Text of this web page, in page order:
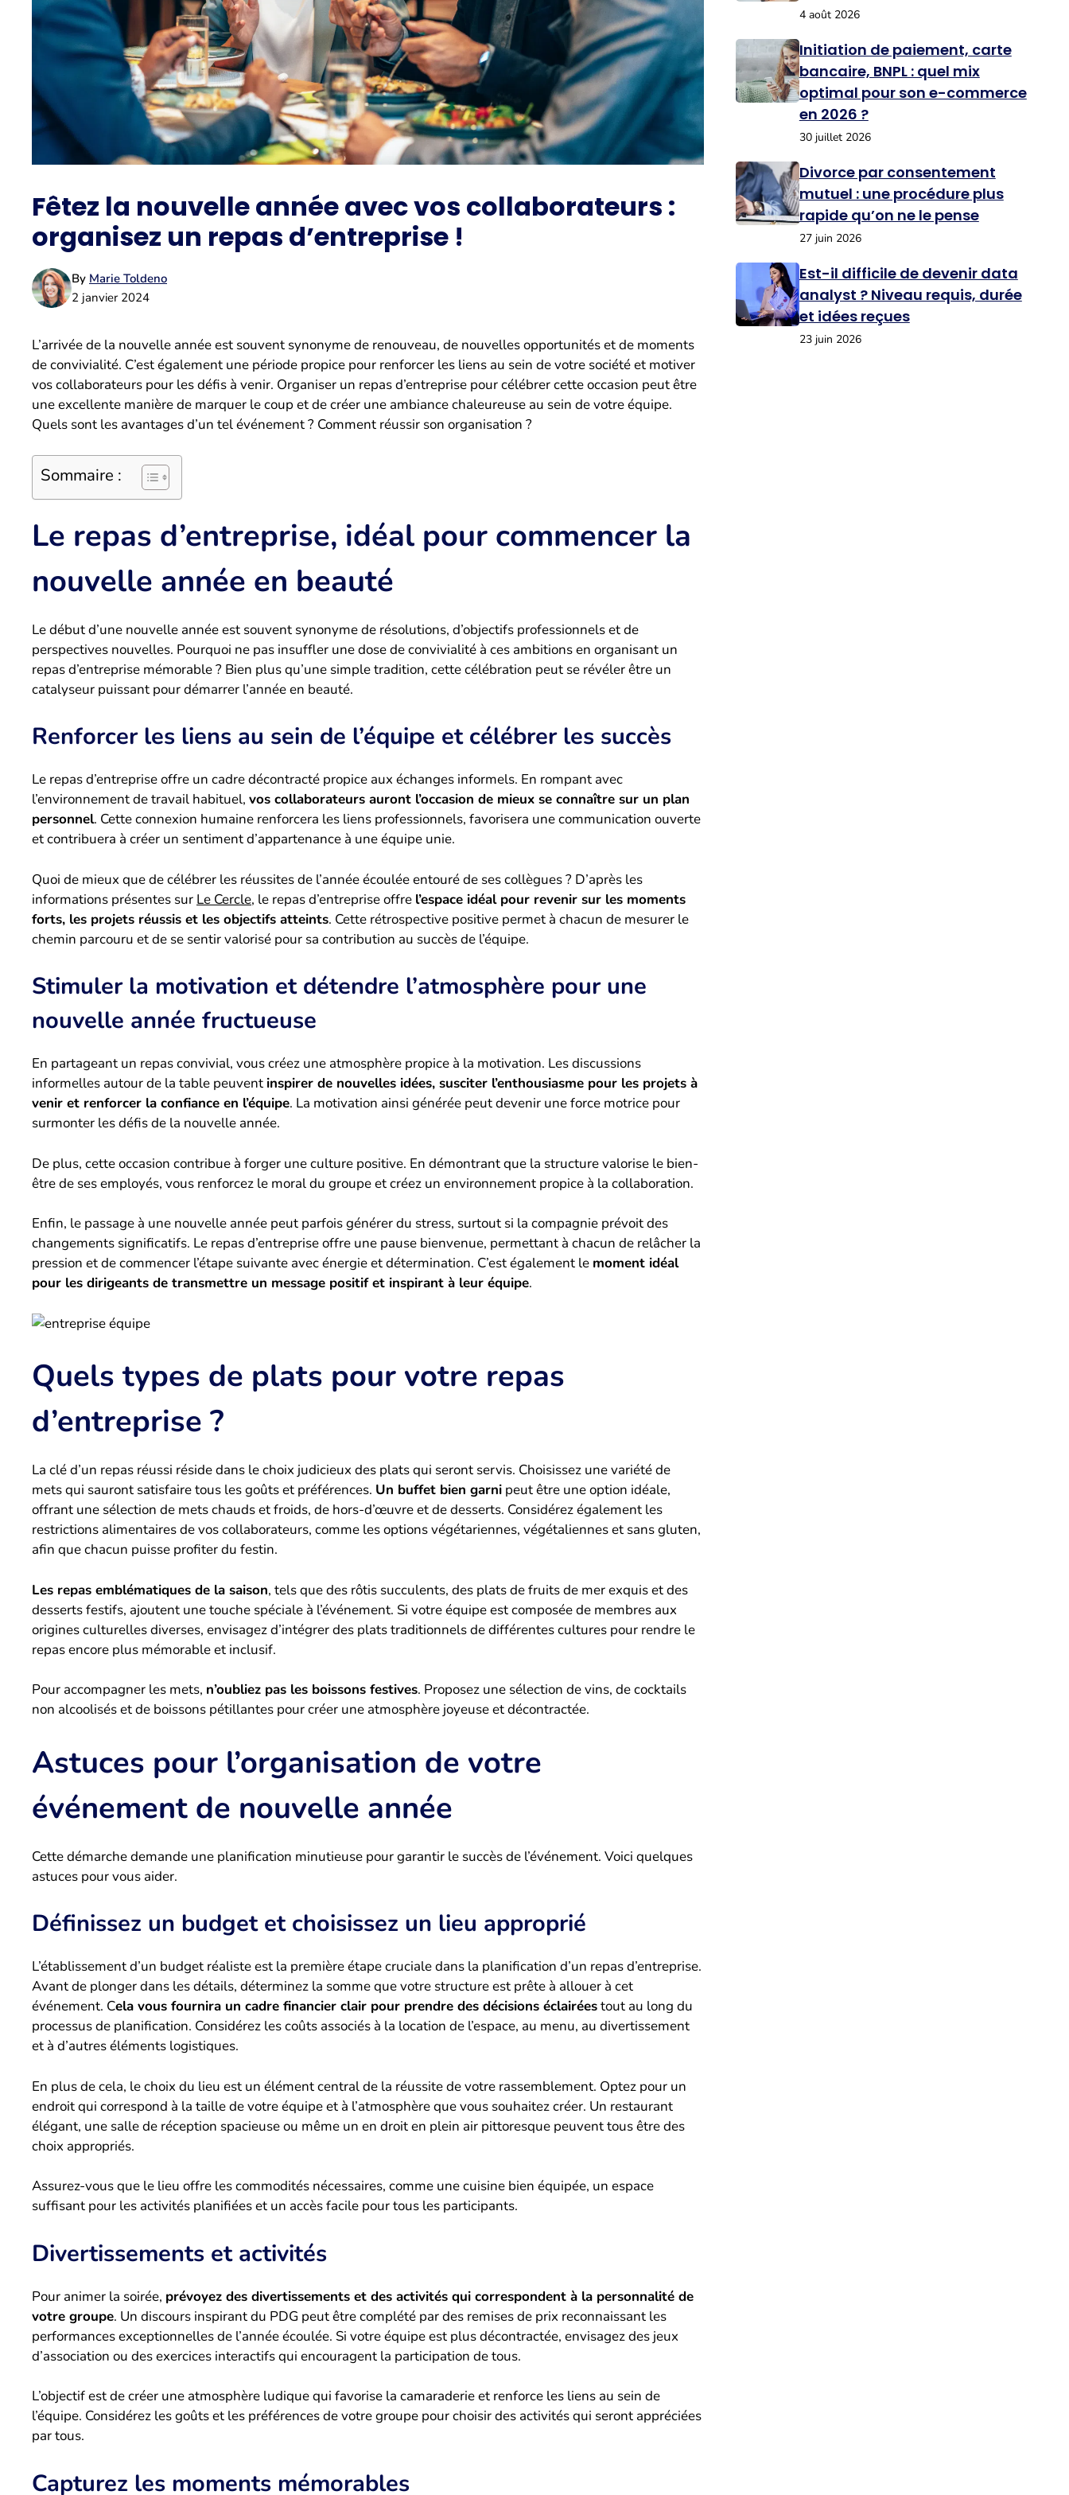
Fêtez la nouvelle année avec vos collaborateurs :
organisez un repas d’entreprise !
By Marie Toldeno
2 janvier 2024
L’arrivée de la nouvelle année est souvent synonyme de renouveau, de nouvelles opportunités et de moments
de convivialité. C’est également une période propice pour renforcer les liens au sein de votre société et motiver
vos collaborateurs pour les défis à venir. Organiser un repas d’entreprise pour célébrer cette occasion peut être
une excellente manière de marquer le coup et de créer une ambiance chaleureuse au sein de votre équipe.
Quels sont les avantages d’un tel événement ? Comment réussir son organisation ?
Sommaire :
Le repas d’entreprise, idéal pour commencer la
nouvelle année en beauté
Le début d’une nouvelle année est souvent synonyme de résolutions, d’objectifs professionnels et de
perspectives nouvelles. Pourquoi ne pas insuffler une dose de convivialité à ces ambitions en organisant un
repas d’entreprise mémorable ? Bien plus qu’une simple tradition, cette célébration peut se révéler être un
catalyseur puissant pour démarrer l’année en beauté.
Renforcer les liens au sein de l’équipe et célébrer les succès
Le repas d’entreprise offre un cadre décontracté propice aux échanges informels. En rompant avec
l’environnement de travail habituel, vos collaborateurs auront l’occasion de mieux se connaître sur un plan
personnel. Cette connexion humaine renforcera les liens professionnels, favorisera une communication ouverte
et contribuera à créer un sentiment d’appartenance à une équipe unie.
Quoi de mieux que de célébrer les réussites de l’année écoulée entouré de ses collègues ? D’après les
informations présentes sur Le Cercle, le repas d’entreprise offre l’espace idéal pour revenir sur les moments
forts, les projets réussis et les objectifs atteints. Cette rétrospective positive permet à chacun de mesurer le
chemin parcouru et de se sentir valorisé pour sa contribution au succès de l’équipe.
Stimuler la motivation et détendre l’atmosphère pour une
nouvelle année fructueuse
En partageant un repas convivial, vous créez une atmosphère propice à la motivation. Les discussions
informelles autour de la table peuvent inspirer de nouvelles idées, susciter l’enthousiasme pour les projets à
venir et renforcer la confiance en l’équipe. La motivation ainsi générée peut devenir une force motrice pour
surmonter les défis de la nouvelle année.
De plus, cette occasion contribue à forger une culture positive. En démontrant que la structure valorise le bien-
être de ses employés, vous renforcez le moral du groupe et créez un environnement propice à la collaboration.
Enfin, le passage à une nouvelle année peut parfois générer du stress, surtout si la compagnie prévoit des
changements significatifs. Le repas d’entreprise offre une pause bienvenue, permettant à chacun de relâcher la
pression et de commencer l’étape suivante avec énergie et détermination. C’est également le moment idéal
pour les dirigeants de transmettre un message positif et inspirant à leur équipe.
Quels types de plats pour votre repas
d’entreprise ?
La clé d’un repas réussi réside dans le choix judicieux des plats qui seront servis. Choisissez une variété de
mets qui sauront satisfaire tous les goûts et préférences. Un buffet bien garni peut être une option idéale,
offrant une sélection de mets chauds et froids, de hors-d’œuvre et de desserts. Considérez également les
restrictions alimentaires de vos collaborateurs, comme les options végétariennes, végétaliennes et sans gluten,
afin que chacun puisse profiter du festin.
Les repas emblématiques de la saison, tels que des rôtis succulents, des plats de fruits de mer exquis et des
desserts festifs, ajoutent une touche spéciale à l’événement. Si votre équipe est composée de membres aux
origines culturelles diverses, envisagez d’intégrer des plats traditionnels de différentes cultures pour rendre le
repas encore plus mémorable et inclusif.
Pour accompagner les mets, n’oubliez pas les boissons festives. Proposez une sélection de vins, de cocktails
non alcoolisés et de boissons pétillantes pour créer une atmosphère joyeuse et décontractée.
Astuces pour l’organisation de votre
événement de nouvelle année
Cette démarche demande une planification minutieuse pour garantir le succès de l’événement. Voici quelques
astuces pour vous aider.
Définissez un budget et choisissez un lieu approprié
L’établissement d’un budget réaliste est la première étape cruciale dans la planification d’un repas d’entreprise.
Avant de plonger dans les détails, déterminez la somme que votre structure est prête à allouer à cet
événement. Cela vous fournira un cadre financier clair pour prendre des décisions éclairéestout au long du
processus de planification. Considérez les coûts associés à la location de l’espace, au menu, au divertissement
et à d’autres éléments logistiques.
En plus de cela, le choix du lieu est un élément central de la réussite de votre rassemblement. Optez pour un
endroit qui correspond à la taille de votre équipe et à l’atmosphère que vous souhaitez créer. Un restaurant
élégant, une salle de réception spacieuse ou même un en droit en plein air pittoresque peuvent tous être des
choix appropriés.
Assurez-vous que le lieu offre les commodités nécessaires, comme une cuisine bien équipée, un espace
suffisant pour les activités planifiées et un accès facile pour tous les participants.
Divertissements et activités
Pour animer la soirée, prévoyez des divertissements et des activités qui correspondent à la personnalité de
votre groupe. Un discours inspirant du PDG peut être complété par des remises de prix reconnaissant les
performances exceptionnelles de l’année écoulée. Si votre équipe est plus décontractée, envisagez des jeux
d’association ou des exercices interactifs qui encouragent la participation de tous.
L’objectif est de créer une atmosphère ludique qui favorise la camaraderie et renforce les liens au sein de
l’équipe. Considérez les goûts et les préférences de votre groupe pour choisir des activités qui seront appréciées
par tous.
Capturez les moments mémorables
4 août 2026
Initiation de paiement, carte
bancaire, BNPL : quel mix
optimal pour son e-commerce
en 2026 ?
30 juillet 2026
Divorce par consentement
mutuel : une procédure plus
rapide qu’on ne le pense
27 juin 2026
Est-il difficile de devenir data
analyst ? Niveau requis, durée
et idées reçues
23 juin 2026